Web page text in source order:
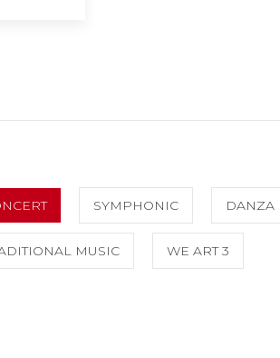
SYMPHONIC DANZA
MUSIC WE ART 3